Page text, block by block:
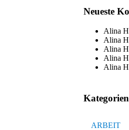
Neueste
Alina
Alina
Alina
Alina
Alina
Kategorien
ARBEIT